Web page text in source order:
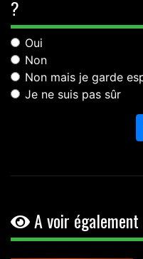
?
Oui
Non
Non mais je garde
Je ne suis pas sûr
A voir également